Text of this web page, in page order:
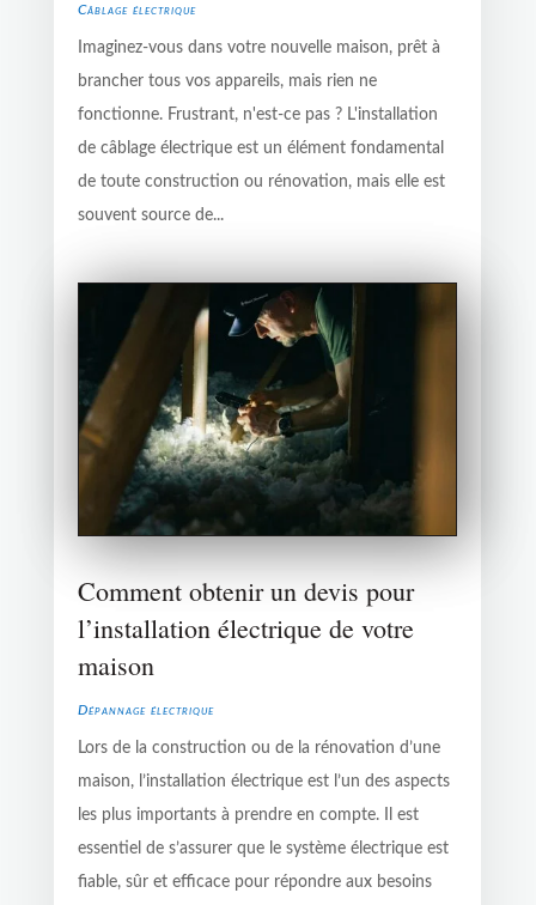
Câblage électrique
Imaginez-vous dans votre nouvelle maison, prêt à
brancher tous vos appareils, mais rien ne
fonctionne. Frustrant, n'est-ce pas ? L'installation
de câblage électrique est un élément fondamental
de toute construction ou rénovation, mais elle est
souvent source de...
Comment obtenir un devis pour
l’installation électrique de votre
maison
Dépannage électrique
Lors de la construction ou de la rénovation d’une
maison, l’installation électrique est l’un des aspects
les plus importants à prendre en compte. Il est
essentiel de s’assurer que le système électrique est
fiable, sûr et efficace pour répondre aux besoins